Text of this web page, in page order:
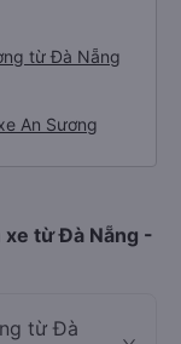
từ Đà Nẵng
An Sương
từ Đà Nẵng -
từ Đà